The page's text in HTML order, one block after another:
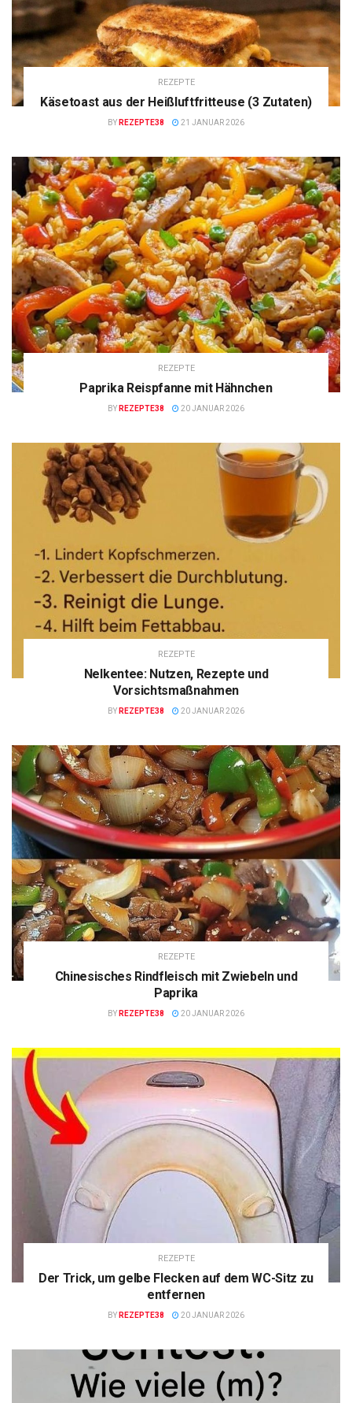
REZEPTE
Käsetoast aus der Heißluftfritteuse (3 Zutaten)
BY REZEPTE38 21 JANUAR 2026
REZEPTE
Paprika Reispfanne mit Hähnchen
BY REZEPTE38 20 JANUAR 2026
REZEPTE
Nelkentee: Nutzen, Rezepte und
Vorsichtsmaßnahmen
BY REZEPTE38 20 JANUAR 2026
REZEPTE
Chinesisches Rindfleisch mit Zwiebeln und
Paprika
BY REZEPTE38 20 JANUAR 2026
REZEPTE
Der Trick, um gelbe Flecken auf dem WC-Sitz zu
entfernen
BY REZEPTE38 20 JANUAR 2026